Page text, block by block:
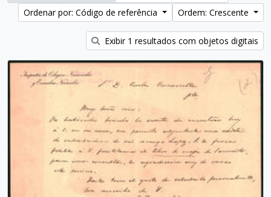
Ordenar por: Código de referência
Ordem: Crescente
Exibir 1 resultados com objetos digitais